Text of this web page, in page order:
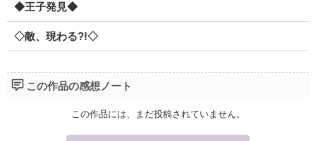
◆王子発見◆
◇敵、現わる?!◇
この作品の感想ノート
この作品には、まだ投稿されていません。